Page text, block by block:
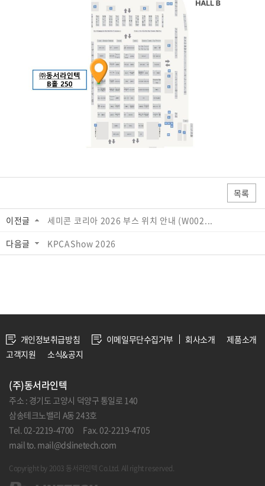
목록
이전글
세미콘 코리아 2026 부스 위치 안내 (W002...
다음글
KPCAShow 2026
개인정보취급방침 이메일무단수집거부 회사소개
제품소개
고객지원
소식&공지
(주)동서라인텍
주소 : 경기도 고양시 덕양구 통일로 140
삼송테크노밸리 A동 243호
Tel. 02-2219-4700 Fax. 02-2219-4705
mail to. mail@dslinetech.com
Copyright by 2003 동서라인텍 Co.Ltd. All right reserved.